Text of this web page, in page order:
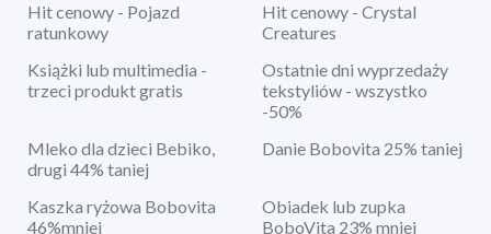
Hit cenowy - Pojazd
ratunkowy
Hit cenowy - Crystal
Creatures
Książki lub multimedia -
trzeci produkt gratis
Ostatnie dni wyprzedaży
tekstyliów - wszystko
-50%
Mleko dla dzieci Bebiko,
drugi 44% taniej
Danie Bobovita 25% taniej
Kaszka ryżowa Bobovita
46%mniej
Obiadek lub zupka
BoboVita 23% mniej